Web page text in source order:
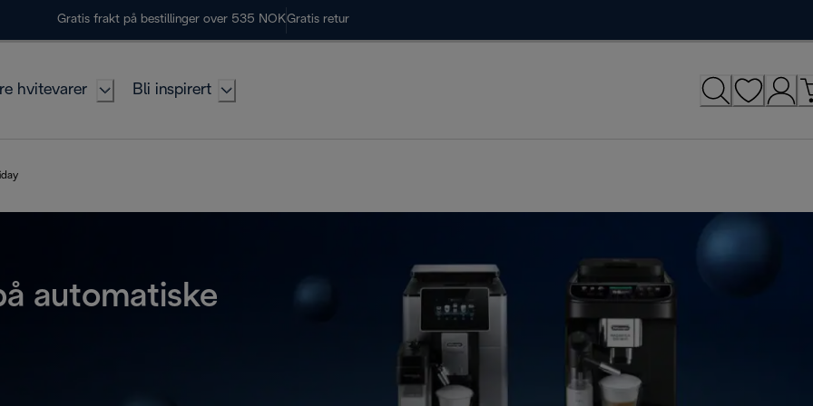
Gratis frakt på bestillinger over 535 NOKGratis retur
hvitevarer Bli inspirert
automatiske